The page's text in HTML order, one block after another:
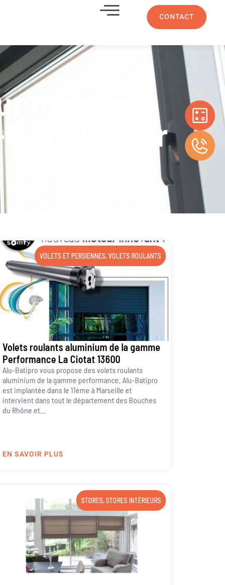
CONTACT
mesure
D’azur
VOLETS ET PERSIENNES,VOLETS ROULANTS
Volets roulants aluminium de la gamme
Performance La Ciotat 13600
Alu-Batipro vous propose des volets roulants
aluminium de la gamme performance. Alu-Batipro
est implantée dans le 11ème à Marseille et
intervient dans tout le département des Bouches
du Rhône et...
EN SAVOIR PLUS
STORES,STORES INTÉRIEURS